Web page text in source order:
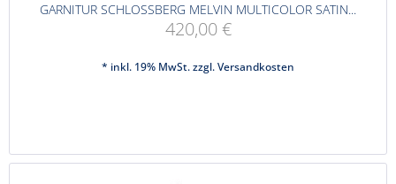
GARNITUR SCHLOSSBERG MELVIN MULTICOLOR SATIN...
420,00 €
* inkl. 19% MwSt. zzgl.Versandkosten